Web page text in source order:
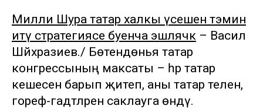
Милли Шура татар халкы үсешен тәэмин
итү стратегиясе буенча эшләячәк – Васил
Шәйхразиев./ Бөтендөнья татар
конгрессының максаты – һәр татар
кешесенә барып җитеп, аны татар телен,
гореф-гадәтләрен саклауга өндәү.